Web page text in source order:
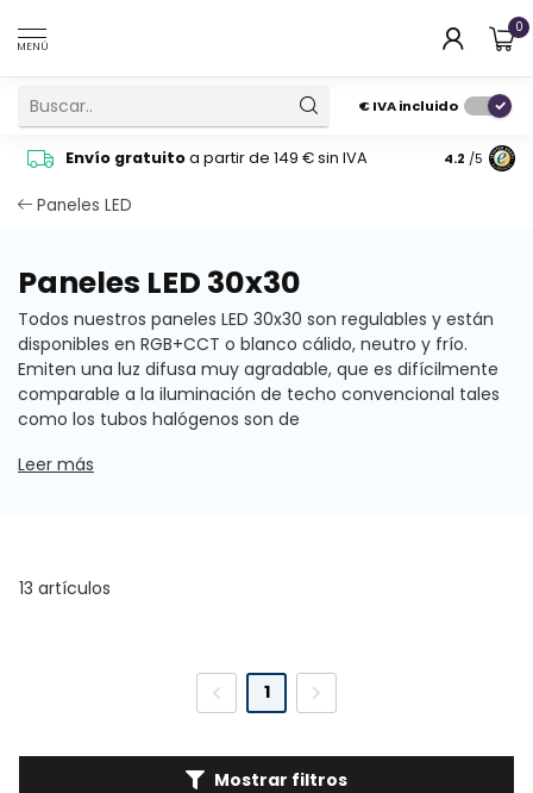
MENÚ
0
€IVA incluido
Envío gratuitoa partir de 149 € sin IVA Pide
4.2 /5
Paneles LED
Paneles LED 30x30
Todos nuestros paneles LED 30x30 son regulables y están
disponibles en RGB+CCT o blanco cálido, neutro y frío.
Emiten una luz difusa muy agradable, que es difícilmente
comparable a la iluminación de techo convencional tales
como los tubos halógenos son de
Leer más
13 artículos
1
Mostrar filtros